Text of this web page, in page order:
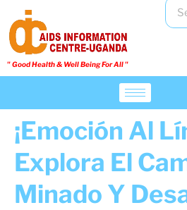
" Good Health & Well Being For All "​
¡Emoción Al
Explora El
Minado Y